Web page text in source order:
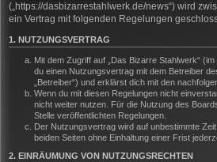
(„https://dasbizarrestahlwerk.de/news“) wird
ein Vertrag mit folgenden Regelungen
1. NUTZUNGSVERTRAG
Mit dem Zugriff auf „Das Bizarre Stahlwerk“
du einen Nutzungsvertrag mit dem Betreiber
„Betreiber“) und erklärst dich mit den
Wenn du mit diesen Regelungen nicht
nicht weiter nutzen. Für die Nutzung des
Stelle veröffentlichten Regelungen.
Der Nutzungsvertrag wird auf unbestimmte
beiden Seiten ohne Einhaltung einer Frist
2. EINRÄUMUNG VON NUTZUNGSRECHTEN